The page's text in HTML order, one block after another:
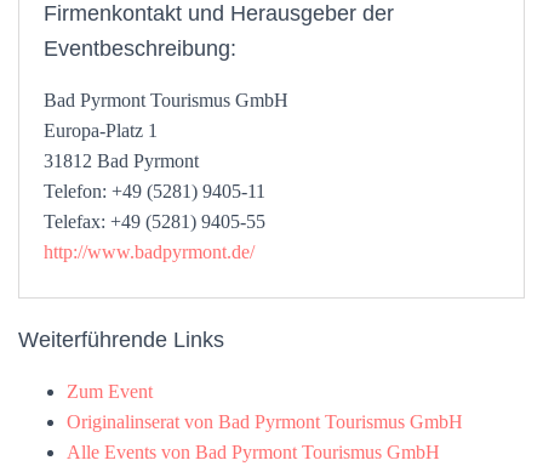
Firmenkontakt und Herausgeber der
Eventbeschreibung:
Bad Pyrmont Tourismus GmbH
Europa-Platz 1
31812 Bad Pyrmont
Telefon: +49 (5281) 9405-11
Telefax: +49 (5281) 9405-55
http://www.badpyrmont.de/
Weiterführende Links
Zum Event
Originalinserat von Bad Pyrmont Tourismus GmbH
Alle Events von Bad Pyrmont Tourismus GmbH